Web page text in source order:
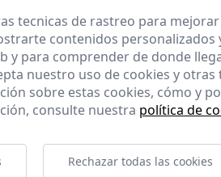
tecnicas de rastreo para
contenidos personalizados
y para comprender de donde
nuestro uso de cookies y
sobre estas cookies, cómo y
consulte nuestra política de
Rechazar todas las cookies